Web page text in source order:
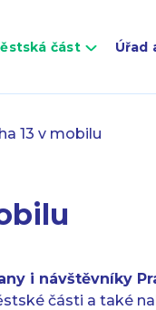
část Úřad
13 v mobilu
i návštěvníky
části a také